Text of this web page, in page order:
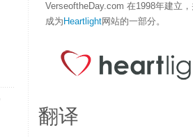
VerseoftheDay.com 在1998年建立
成为 Heartlight网站的一部分。
翻译